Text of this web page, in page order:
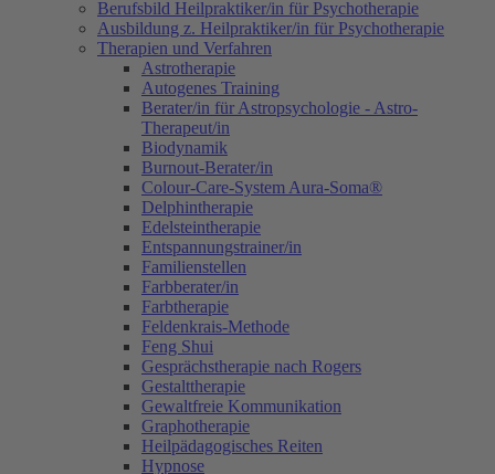
Berufsbild Heilpraktiker/in für Psychotherapie
Ausbildung z. Heilpraktiker/in für Psychotherapie
Therapien und Verfahren
Astrotherapie
Autogenes Training
Berater/in für Astropsychologie - Astro-
Therapeut/in
Biodynamik
Burnout-Berater/in
Colour-Care-System Aura-Soma®
Delphintherapie
Edelsteintherapie
Entspannungstrainer/in
Familienstellen
Farbberater/in
Farbtherapie
Feldenkrais-Methode
Feng Shui
Gesprächstherapie nach Rogers
Gestalttherapie
Gewaltfreie Kommunikation
Graphotherapie
Heilpädagogisches Reiten
Hypnose